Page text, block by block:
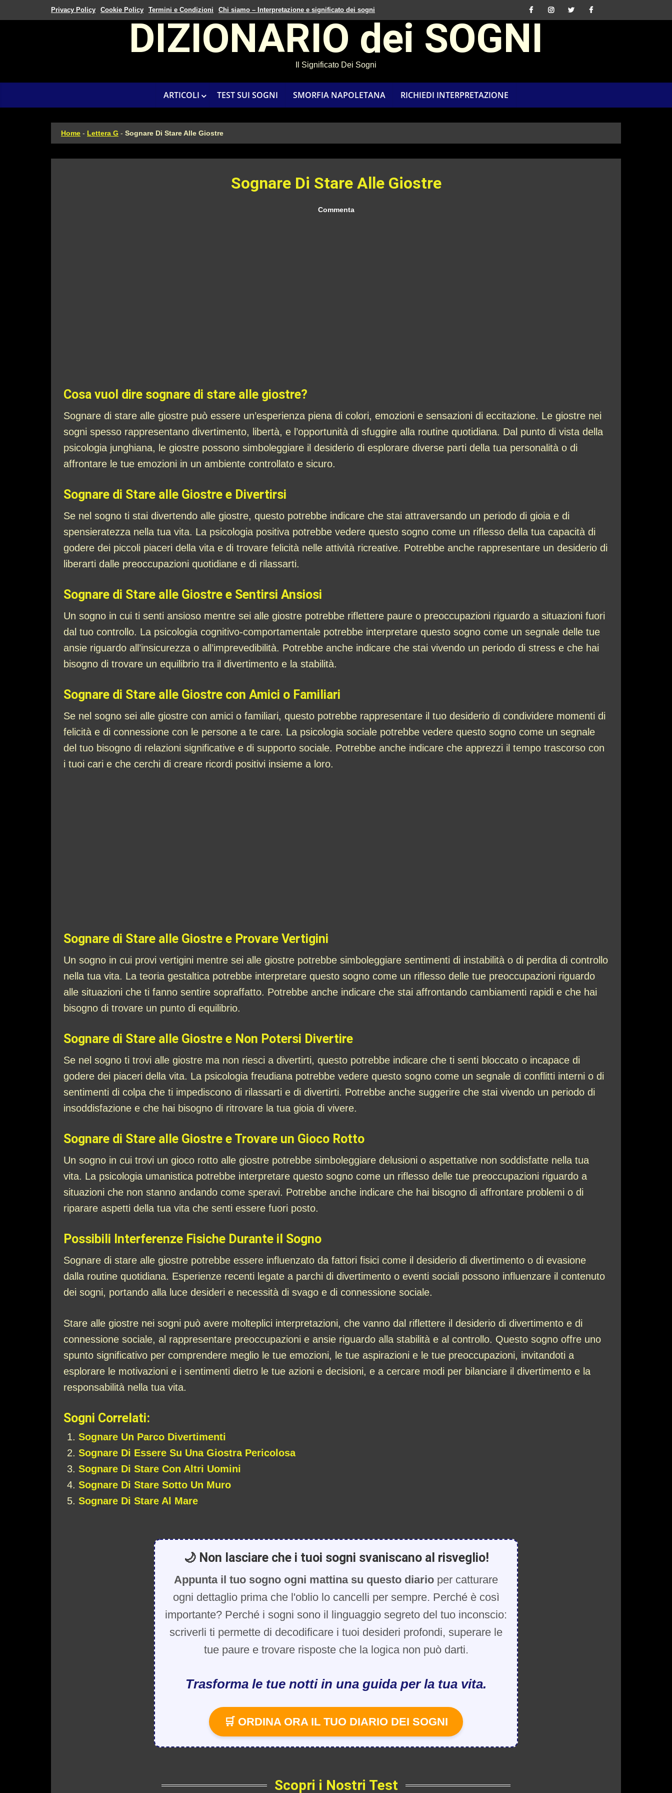
Privacy Policy Cookie Policy Termini e Condizioni Chi siamo – Interpretazione e significato dei sogni
DIZIONARIO dei SOGNI
Il Significato Dei Sogni
ARTICOLI TEST SUI SOGNI SMORFIA NAPOLETANA RICHIEDI INTERPRETAZIONE
Home - Lettera G - Sognare Di Stare Alle Giostre
Sognare Di Stare Alle Giostre
Commenta
Cosa vuol dire sognare di stare alle giostre?
Sognare di stare alle giostre può essere un’esperienza piena di colori, emozioni e sensazioni di eccitazione. Le giostre nei
sogni spesso rappresentano divertimento, libertà, e l’opportunità di sfuggire alla routine quotidiana. Dal punto di vista della
psicologia junghiana, le giostre possono simboleggiare il desiderio di esplorare diverse parti della tua personalità o di
affrontare le tue emozioni in un ambiente controllato e sicuro.
Sognare di Stare alle Giostre e Divertirsi
Se nel sogno ti stai divertendo alle giostre, questo potrebbe indicare che stai attraversando un periodo di gioia e di
spensieratezza nella tua vita. La psicologia positiva potrebbe vedere questo sogno come un riflesso della tua capacità di
godere dei piccoli piaceri della vita e di trovare felicità nelle attività ricreative. Potrebbe anche rappresentare un desiderio di
liberarti dalle preoccupazioni quotidiane e di rilassarti.
Sognare di Stare alle Giostre e Sentirsi Ansiosi
Un sogno in cui ti senti ansioso mentre sei alle giostre potrebbe riflettere paure o preoccupazioni riguardo a situazioni fuori
dal tuo controllo. La psicologia cognitivo-comportamentale potrebbe interpretare questo sogno come un segnale delle tue
ansie riguardo all’insicurezza o all’imprevedibilità. Potrebbe anche indicare che stai vivendo un periodo di stress e che hai
bisogno di trovare un equilibrio tra il divertimento e la stabilità.
Sognare di Stare alle Giostre con Amici o Familiari
Se nel sogno sei alle giostre con amici o familiari, questo potrebbe rappresentare il tuo desiderio di condividere momenti di
felicità e di connessione con le persone a te care. La psicologia sociale potrebbe vedere questo sogno come un segnale
del tuo bisogno di relazioni significative e di supporto sociale. Potrebbe anche indicare che apprezzi il tempo trascorso con
i tuoi cari e che cerchi di creare ricordi positivi insieme a loro.
Sognare di Stare alle Giostre e Provare Vertigini
Un sogno in cui provi vertigini mentre sei alle giostre potrebbe simboleggiare sentimenti di instabilità o di perdita di controllo
nella tua vita. La teoria gestaltica potrebbe interpretare questo sogno come un riflesso delle tue preoccupazioni riguardo
alle situazioni che ti fanno sentire sopraffatto. Potrebbe anche indicare che stai affrontando cambiamenti rapidi e che hai
bisogno di trovare un punto di equilibrio.
Sognare di Stare alle Giostre e Non Potersi Divertire
Se nel sogno ti trovi alle giostre ma non riesci a divertirti, questo potrebbe indicare che ti senti bloccato o incapace di
godere dei piaceri della vita. La psicologia freudiana potrebbe vedere questo sogno come un segnale di conflitti interni o di
sentimenti di colpa che ti impediscono di rilassarti e di divertirti. Potrebbe anche suggerire che stai vivendo un periodo di
insoddisfazione e che hai bisogno di ritrovare la tua gioia di vivere.
Sognare di Stare alle Giostre e Trovare un Gioco Rotto
Un sogno in cui trovi un gioco rotto alle giostre potrebbe simboleggiare delusioni o aspettative non soddisfatte nella tua
vita. La psicologia umanistica potrebbe interpretare questo sogno come un riflesso delle tue preoccupazioni riguardo a
situazioni che non stanno andando come speravi. Potrebbe anche indicare che hai bisogno di affrontare problemi o di
riparare aspetti della tua vita che senti essere fuori posto.
Possibili Interferenze Fisiche Durante il Sogno
Sognare di stare alle giostre potrebbe essere influenzato da fattori fisici come il desiderio di divertimento o di evasione
dalla routine quotidiana. Esperienze recenti legate a parchi di divertimento o eventi sociali possono influenzare il contenuto
dei sogni, portando alla luce desideri e necessità di svago e di connessione sociale.
Stare alle giostre nei sogni può avere molteplici interpretazioni, che vanno dal riflettere il desiderio di divertimento e di
connessione sociale, al rappresentare preoccupazioni e ansie riguardo alla stabilità e al controllo. Questo sogno offre uno
spunto significativo per comprendere meglio le tue emozioni, le tue aspirazioni e le tue preoccupazioni, invitandoti a
esplorare le motivazioni e i sentimenti dietro le tue azioni e decisioni, e a cercare modi per bilanciare il divertimento e la
responsabilità nella tua vita.
Sogni Correlati:
Sognare Un Parco Divertimenti
Sognare Di Essere Su Una Giostra Pericolosa
Sognare Di Stare Con Altri Uomini
Sognare Di Stare Sotto Un Muro
Sognare Di Stare Al Mare
🌙 Non lasciare che i tuoi sogni svaniscano al risveglio!
Appunta il tuo sogno ogni mattina su questo diario per catturare
ogni dettaglio prima che l'oblio lo cancelli per sempre. Perché è così
importante? Perché i sogni sono il linguaggio segreto del tuo inconscio:
scriverli ti permette di decodificare i tuoi desideri profondi, superare le
tue paure e trovare risposte che la logica non può darti.
Trasforma le tue notti in una guida per la tua vita.
🛒 ORDINA ORA IL TUO DIARIO DEI SOGNI
Scopri i Nostri Test